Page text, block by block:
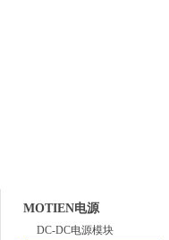
MOTIEN电源
DC-DC电源模块